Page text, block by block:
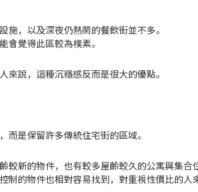
施，以及深夜仍熱鬧的餐飲街並不多。
會覺得此區較為樸素。
來說，這種沉穩感反而是很大的優點。
而是保留許多傳統住宅街的區域。
較新的物件，也有較多屋齡較久的公寓與集合
制的物件也相對容易找到，對重視性價比的人